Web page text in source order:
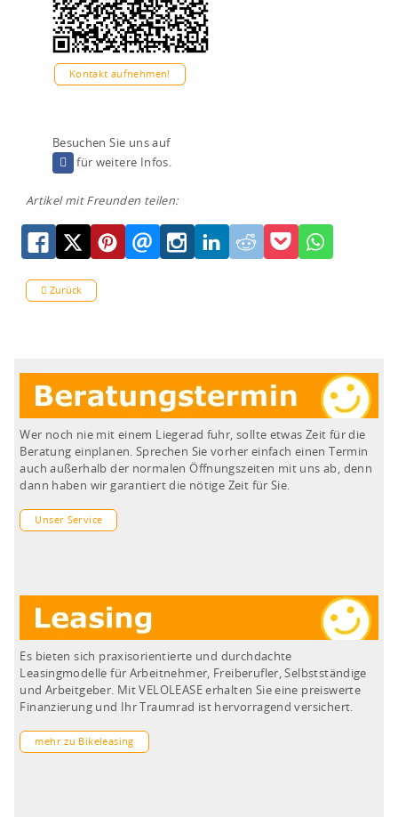
Kontakt aufnehmen!
Besuchen Sie uns auf
für weitere Infos.
Artikel mit Freunden teilen:
Zurück
Wer noch nie mit einem Liegerad fuhr, sollte etwas Zeit für die
Beratung einplanen. Sprechen Sie vorher einfach einen Termin
auch außerhalb der normalen Öffnungszeiten mit uns ab, denn
dann haben wir garantiert die nötige Zeit für Sie.
Unser Service
Es bieten sich praxisorientierte und durchdachte
Leasingmodelle für Arbeitnehmer, Freiberufler, Selbstständige
und Arbeitgeber. Mit VELOLEASE erhalten Sie eine preiswerte
Finanzierung und Ihr Traumrad ist hervorragend versichert.
mehr zu Bikeleasing